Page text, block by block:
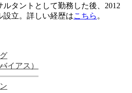
タントとして勤務した後、2012
設立。詳しい経歴はこちら 。
イアス）